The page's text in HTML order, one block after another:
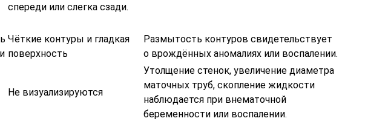
спереди или слегка сзади.
Чёткие контуры и гладкая
поверхность
Размытость контуров свидетельствует
о врождённых аномалиях или воспалении.
Не визуализируются
Утолщение стенок, увеличение диаметра
маточных труб, скопление жидкости
наблюдается при внематочной
беременности или воспалении.